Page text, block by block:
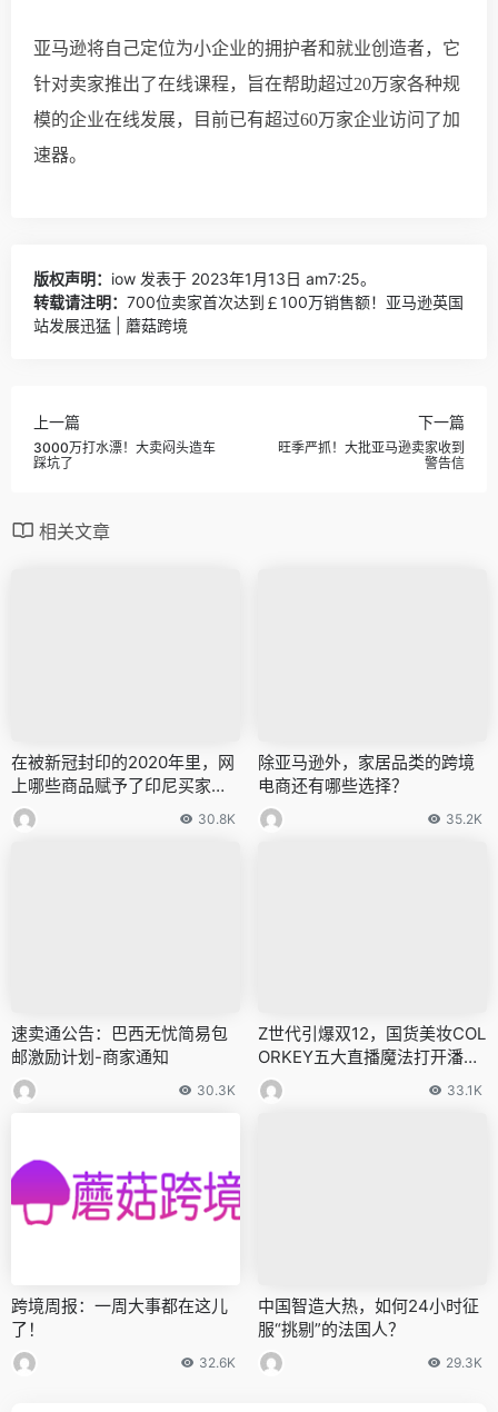
亚马逊将自己定位为小企业的拥护者和就业创造者， 它
针对卖家推出了在线课程，旨在帮助超过20万家各种规
模的企业在线发展， 目前已有超过60万家企业访问了加
速器。
版权声明： iow 发表于 2023年1月13日 am7:25。
转载请注明： 700位卖家首次达到￡100万销售额！亚马逊英国
站发展迅猛 | 蘑菇跨境
上一篇
3000万打水漂！大卖闷头造车
踩坑了
下一篇
旺季严抓！大批亚马逊卖家收到
警告信
相关文章
在被新冠封印的2020年里，网
上哪些商品赋予了印尼买家上
街的快乐？
30.8K
除亚马逊外，家居品类的跨境
电商还有哪些选择？
35.2K
速卖通公告：巴西无忧简易包
邮激励计划-商家通知
30.3K
Z世代引爆双12，国货美妆COL
ORKEY五大直播魔法打开潘多
拉之盒！
33.1K
跨境周报：一周大事都在这儿
了！
32.6K
中国智造大热，如何24小时征
服“挑剔”的法国人？
29.3K